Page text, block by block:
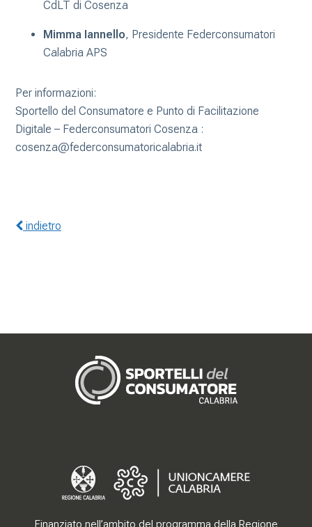
CdLT di Cosenza
Mimma Iannello, Presidente Federconsumatori
Calabria APS
Per informazioni:
Sportello del Consumatore e Punto di Facilitazione
Digitale – Federconsumatori Cosenza :
cosenza@federconsumatoricalabria.it
indietro
Finanziato nell’ambito del programma della Regione